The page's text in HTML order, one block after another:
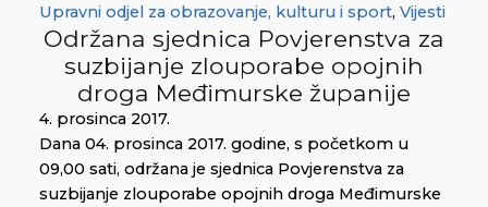
Upravni odjel za obrazovanje, kulturu i sport, Vijesti
Održana sjednica Povjerenstva za
suzbijanje zlouporabe opojnih
droga Međimurske županije
4. prosinca 2017.
Dana 04. prosinca 2017. godine, s početkom u
09,00 sati, održana je sjednica Povjerenstva za
suzbijanje zlouporabe opojnih droga Međimurske